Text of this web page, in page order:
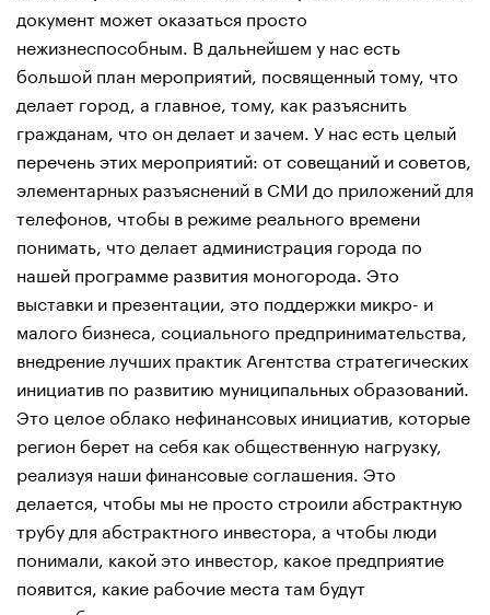
документ может оказаться просто
нежизнеспособным. В дальнейшем у нас есть
большой план мероприятий, посвященный тому, что
делает город, а главное, тому, как разъяснить
гражданам, что он делает и зачем. У нас есть целый
перечень этих мероприятий: от совещаний и советов,
элементарных разъяснений в СМИ до приложений для
телефонов, чтобы в режиме реального времени
понимать, что делает администрация города по
нашей программе развития моногорода. Это
выставки и презентации, это поддержки микро- и
малого бизнеса, социального предпринимательства,
внедрение лучших практик Агентства стратегических
инициатив по развитию муниципальных образований.
Это целое облако нефинансовых инициатив, которые
регион берет на себя как общественную нагрузку,
реализуя наши финансовые соглашения. Это
делается, чтобы мы не просто строили абстрактную
трубу для абстрактного инвестора, а чтобы люди
понимали, какой это инвестор, какое предприятие
появится, какие рабочие места там будут